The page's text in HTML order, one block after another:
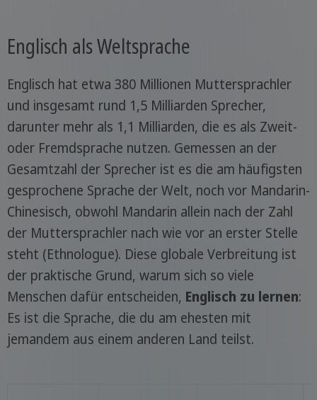
Englisch als Weltsprache
Englisch hat etwa 380 Millionen Muttersprachler
und insgesamt rund 1,5 Milliarden Sprecher,
darunter mehr als 1,1 Milliarden, die es als Zweit-
oder Fremdsprache nutzen. Gemessen an der
Gesamtzahl der Sprecher ist es die am häufigsten
gesprochene Sprache der Welt, noch vor Mandarin-
Chinesisch, obwohl Mandarin allein nach der Zahl
der Muttersprachler nach wie vor an erster Stelle
steht (Ethnologue). Diese globale Verbreitung ist
der praktische Grund, warum sich so viele
Menschen dafür entscheiden, Englisch zu lernen:
Es ist die Sprache, die du am ehesten mit
jemandem aus einem anderen Land teilst.